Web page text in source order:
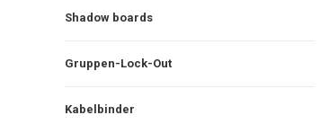
Shadow boards
Gruppen-Lock-Out
Kabelbinder